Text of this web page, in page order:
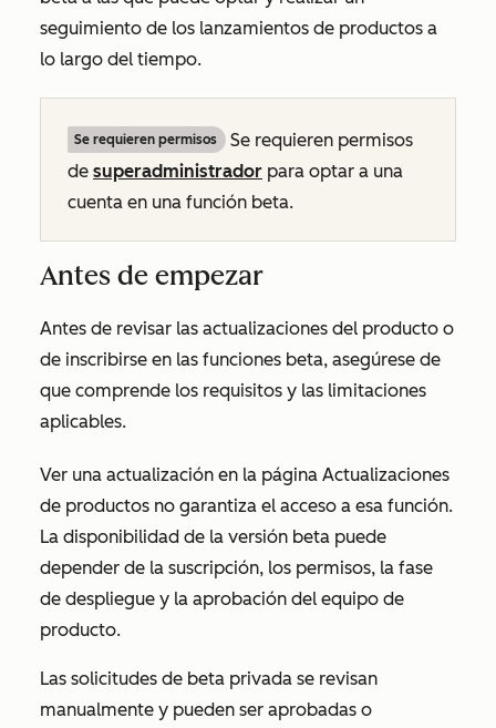
seguimiento de los lanzamientos de productos a
lo largo del tiempo.
Se requieren permisos
Se requieren permisos
de superadministrador para optar a una
cuenta en una función beta.
Antes de empezar
Antes de revisar las actualizaciones del producto o
de inscribirse en las funciones beta, asegúrese de
que comprende los requisitos y las limitaciones
aplicables.
Ver una actualización en la página Actualizaciones
de productos no garantiza el acceso a esa función.
La disponibilidad de la versión beta puede
depender de la suscripción, los permisos, la fase
de despliegue y la aprobación del equipo de
producto.
Las solicitudes de beta privada se revisan
manualmente y pueden ser aprobadas o